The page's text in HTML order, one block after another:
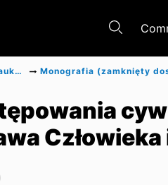
Pozostałe osiągnięcia naukowe